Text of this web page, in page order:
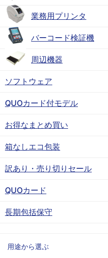
業務用プリンタ
バーコード検証機
周辺機器
ソフトウェア
QUOカード付モデル
お得なまとめ買い
箱なしエコ包装
訳あり・売り切りセール
QUOカード
長期包括保守
用途から選ぶ